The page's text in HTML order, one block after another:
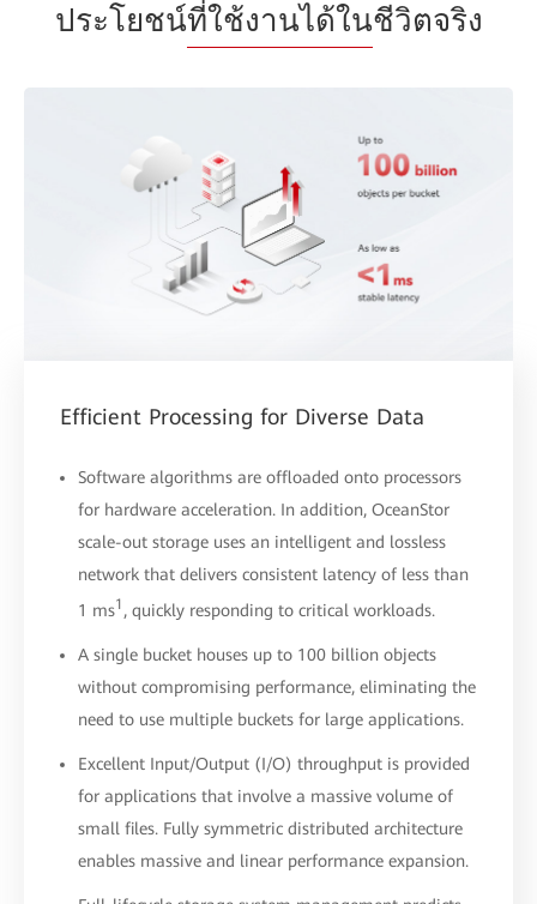
ประโยชน์ที่ใช้งานได้ในชีวิตจริง
Efficient Processing for Diverse Data
Software algorithms are offloaded onto processors
for hardware acceleration. In addition, OceanStor
scale-out storage uses an intelligent and lossless
network that delivers consistent latency of less than
1 ms1 , quickly responding to critical workloads.
A single bucket houses up to 100 billion objects
without compromising performance, eliminating the
need to use multiple buckets for large applications.
Excellent Input/Output (I/O) throughput is provided
for applications that involve a massive volume of
small files. Fully symmetric distributed architecture
enables massive and linear performance expansion.